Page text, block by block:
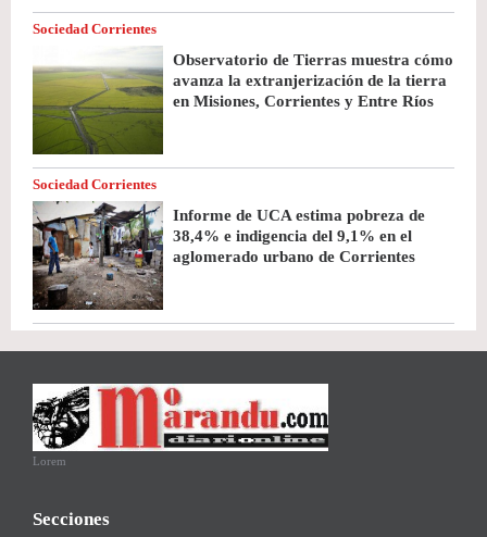
Sociedad Corrientes
Observatorio de Tierras muestra cómo
avanza la extranjerización de la tierra
en Misiones, Corrientes y Entre Ríos
Sociedad Corrientes
Informe de UCA estima pobreza de
38,4% e indigencia del 9,1% en el
aglomerado urbano de Corrientes
Lorem
Secciones